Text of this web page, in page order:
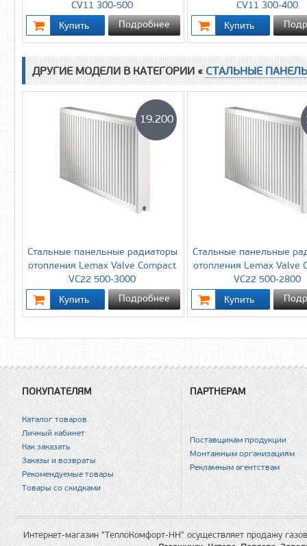
CV11 300-500
Подробнее
CV11 300-400
ДРУГИЕ МОДЕЛИ В КАТЕГОРИИ «СТАЛЬНЫЕ
Стальные панельные радиаторы
отопления Lemax Valve Compact
VC22 500-3000
19.200
Подробнее
Стальные панельные
отопления Lemax Valve
VC22 500-2800
ПОКУПАТЕЛЯМ
Каталог товаров
Личный кабинет
Как заказать
Заказы и возвраты
Рекомендуемые товары
Товары со скидками
ПАРТНЕРАМ
Поставщикам продукции
Монтажным организациям
Рекламным агентствам
Интернет-магазин "ТеплоКомфорт-НН" осуществляет продажу